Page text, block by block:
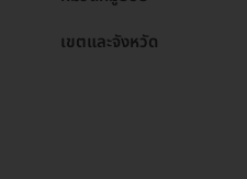
เขตและจังหวัด